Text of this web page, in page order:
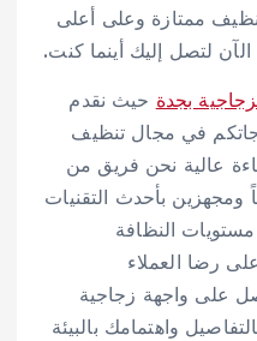
ممتازة وعلى أعلى
لتصل إليك أينما كنت.
بجدة حيث نقدم
في مجال تنظيف
عالية نحن فريق من
ومجهزين بأحدث التقنيات
النظافة
رضا العملاء
على واجهة زجاجية
واهتمامك بالبيئة